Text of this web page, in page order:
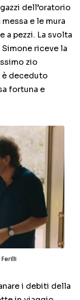
dell’oratorio
e le mura
a pezzi. La svolta
riceve la
zio
è deceduto
fortuna e
i debiti della